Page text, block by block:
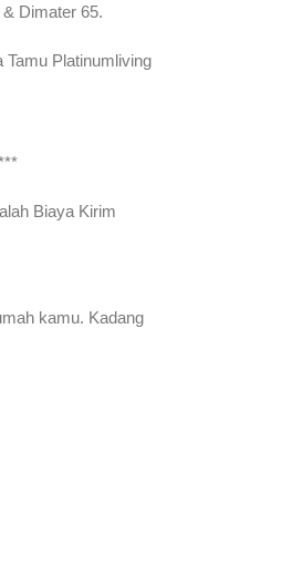
Dimater 65.
Tamu Platinumliving
Biaya Kirim
kamu. Kadang